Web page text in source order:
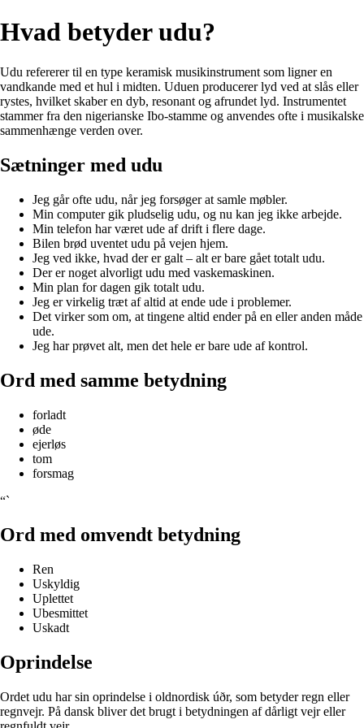
Hvad betyder udu?
Udu refererer til en type keramisk musikinstrument som ligner en
vandkande med et hul i midten. Uduen producerer lyd ved at slås eller
rystes, hvilket skaber en dyb, resonant og afrundet lyd. Instrumentet
stammer fra den nigerianske Ibo-stamme og anvendes ofte i musikalske
sammenhænge verden over.
Sætninger med udu
Jeg går ofte udu, når jeg forsøger at samle møbler.
Min computer gik pludselig udu, og nu kan jeg ikke arbejde.
Min telefon har været ude af drift i flere dage.
Bilen brød uventet udu på vejen hjem.
Jeg ved ikke, hvad der er galt – alt er bare gået totalt udu.
Der er noget alvorligt udu med vaskemaskinen.
Min plan for dagen gik totalt udu.
Jeg er virkelig træt af altid at ende ude i problemer.
Det virker som om, at tingene altid ender på en eller anden måde
ude.
Jeg har prøvet alt, men det hele er bare ude af kontrol.
Ord med samme betydning
forladt
øde
ejerløs
tom
forsmag
“`
Ord med omvendt betydning
Ren
Uskyldig
Uplettet
Ubesmittet
Uskadt
Oprindelse
Ordet udu har sin oprindelse i oldnordisk úðr, som betyder regn eller
regnvejr. På dansk bliver det brugt i betydningen af dårligt vejr eller